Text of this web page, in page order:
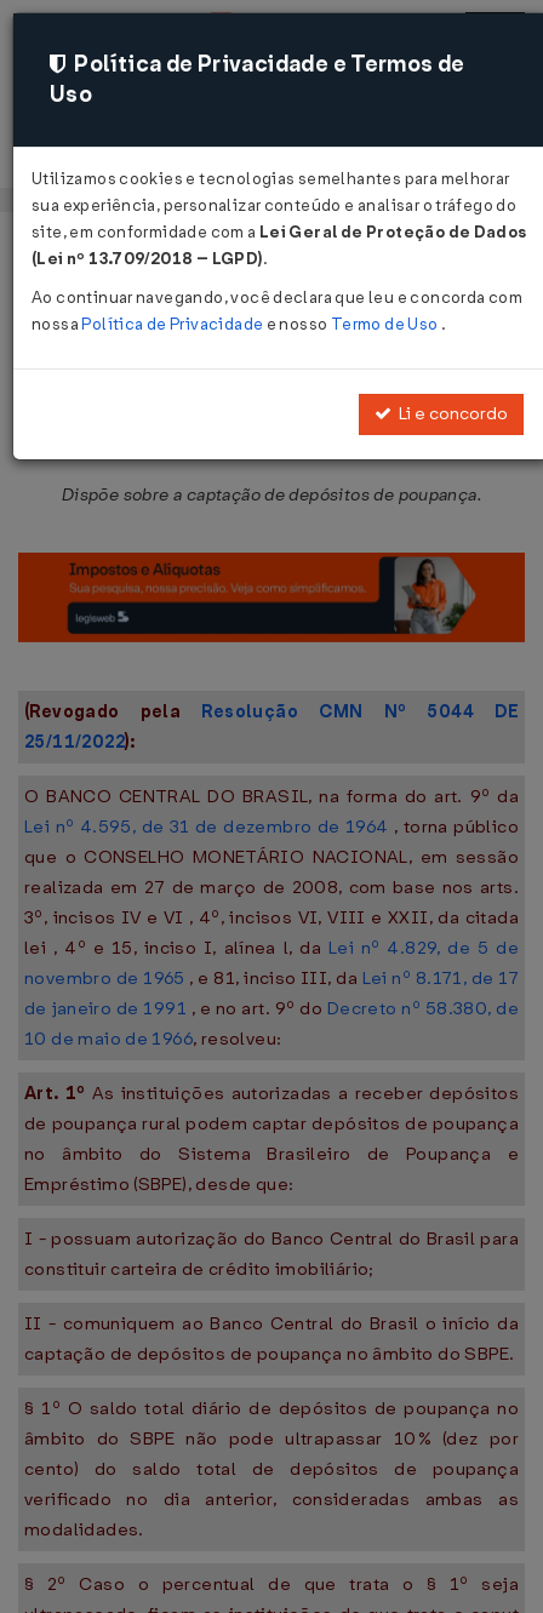
Acessar
Página Inicial Legislações
Resolução BACEN Nº 3549 DE
Dispõe sobre a captação de depósitos de poupança.
(Revogado pela Resolução CMN Nº 5044 DE
25/11/2022):
O BANCO CENTRAL DO BRASIL, na forma do art. 9º da
Lei nº 4.595, de 31 de dezembro de 1964 , torna público
que o CONSELHO MONETÁRIO NACIONAL, em sessão
realizada em 27 de março de 2008, com base nos arts.
3º, incisos IV e VI , 4º, incisos VI, VIII e XXII, da citada
lei , 4º e 15, inciso I, alínea l, da Lei nº 4.829, de 5 de
novembro de 1965 , e 81, inciso III, da Lei nº 8.171, de 17
de janeiro de 1991 , e no art. 9º do Decreto nº 58.380, de
10 de maio de 1966, resolveu:
Art. 1º As instituições autorizadas a receber depósitos
de poupança rural podem captar depósitos de poupança
no âmbito do Sistema Brasileiro de Poupança e
Empréstimo (SBPE), desde que:
I - possuam autorização do Banco Central do Brasil para
constituir carteira de crédito imobiliário;
II - comuniquem ao Banco Central do Brasil o início da
captação de depósitos de poupança no âmbito do SBPE.
§ 1º O saldo total diário de depósitos de poupança no
âmbito do SBPE não pode ultrapassar 10% (dez por
cento) do saldo total de depósitos de poupança
verificado no dia anterior, consideradas ambas as
modalidades.
§ 2º Caso o percentual de que trata o § 1º seja
Política de Privacidade e Termos de
Uso
Utilizamos cookies e tecnologias semelhantes para melhorar
sua experiência, personalizar conteúdo e analisar o tráfego do
site, em conformidade com a Lei Geral de Proteção de Dados
(Lei nº 13.709/2018 – LGPD).
Ao continuar navegando, você declara que leu e concorda com
nossaPolítica de Privacidade e nosso Termo de Uso .
Li e concordo